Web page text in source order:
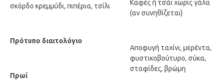
σκόρδο κρεμμύδι, πιπέρια, τσίλι
Πρότυπο διαιτολόγιο
Πρωί
Καφές ή τσάι χωρίς γάλα
(αν συνηθίζεται)
Αποφυγή ταχίνι, μερέντα,
φυστικοβούτυρο, σύκα,
σταφίδες, βρώμη